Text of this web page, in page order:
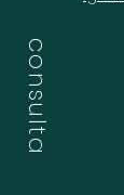
consulta